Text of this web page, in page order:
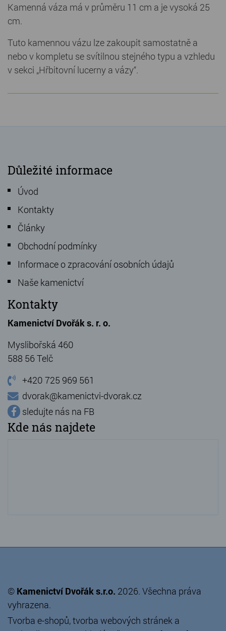
Kamenná váza má v průměru 11 cm a je vysoká 25
cm.
Tuto kamennou vázu lze zakoupit samostatně a
nebo v kompletu se svítilnou stejného typu a vzhledu
v sekci „Hřbitovní lucerny a vázy“.
Důležité informace
Úvod
Kontakty
Články
Obchodní podmínky
Informace o zpracování osobních údajů
Naše kamenictví
Kontakty
Kamenictví Dvořák s. r. o.
Myslibořská 460
588 56 Telč
+420 725 969 561
dvorak@kamenictvi-dvorak.cz
sledujte nás na FB
Kde nás najdete
© Kamenictví Dvořák s.r.o. 2026. Všechna práva
vyhrazena.
Tvorba e-shopů,tvorba webových stránek a